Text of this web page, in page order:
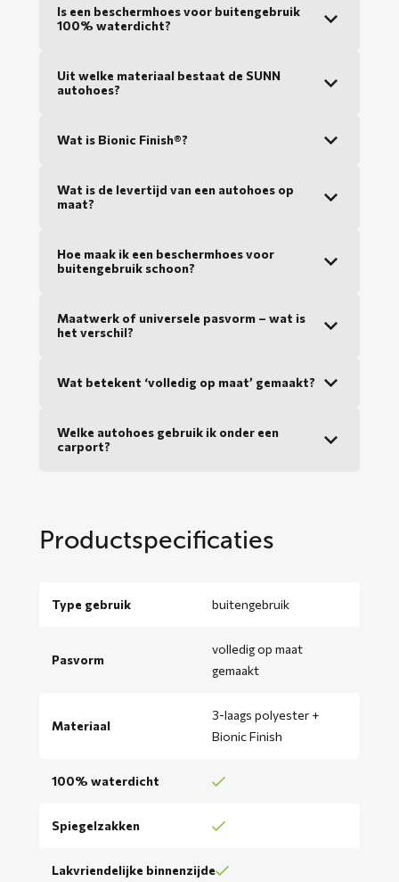
Is een beschermhoes voor buitengebruik
100% waterdicht?
Uit welke materiaal bestaat de SUNN
autohoes?
Wat is Bionic Finish®?
Wat is de levertijd van een autohoes op
maat?
Hoe maak ik een beschermhoes voor
buitengebruik schoon?
Maatwerk of universele pasvorm – wat is
het verschil?
Wat betekent ‘volledig op maat’ gemaakt?
Welke autohoes gebruik ik onder een
carport?
Productspecificaties
Type gebruik buitengebruik
Pasvorm
volledig op maat
gemaakt
Materiaal
3-laags polyester +
Bionic Finish
100% waterdicht
Spiegelzakken
Lakvriendelijke binnenzijde